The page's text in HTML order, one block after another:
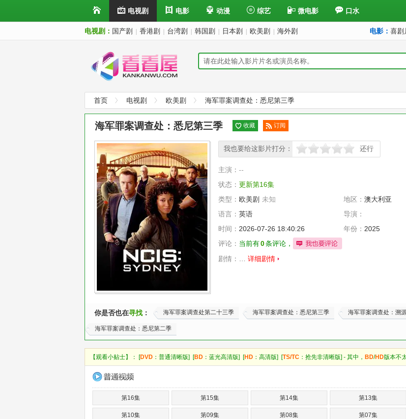
电视剧 电影 动漫 综艺 微电影 口水
电视剧： 国产剧 香港剧 台湾剧 韩国剧 日本剧 欧美剧 海外剧 电影： 喜剧
首页 电视剧 欧美剧 海军罪案调查处：悉尼第三季
海军罪案调查处：悉尼第三季 收藏
订阅
阅
我也要给这影片打分：
很差较差 还行推荐 力荐 还行
主演： --
状态： 更新第16集
类型： 欧美剧 未知 地区： 澳大利亚
语言： 英语
导演：
时间： 2026-07-26 18:40:26 年份： 2025
评论： 当前有0条评论，
剧情：
详细剧情
你是否也在寻找 ： 海军罪案调查处第二十三季 海军罪案调查处：悉尼第三季 海军罪案调查处：溯
海军罪案调查处：悉尼第二季
【观看小贴士】： [DVD ：普通清晰版] [BD ：蓝光高清版] [HD ：高清版] [TS/TC ：抢先非清晰版] - 其中， BD/HD版本不
第16集 第15集 第14集 第13集
第10集 第09集 第08集 第07集